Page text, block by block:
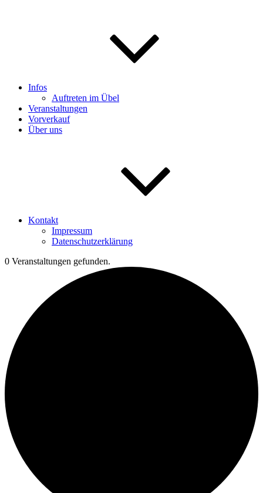
Infos
Auftreten im Übel
Veranstaltungen
Vorverkauf
Über uns
Kontakt
Impressum
Datenschutzerklärung
0 Veranstaltungen gefunden.